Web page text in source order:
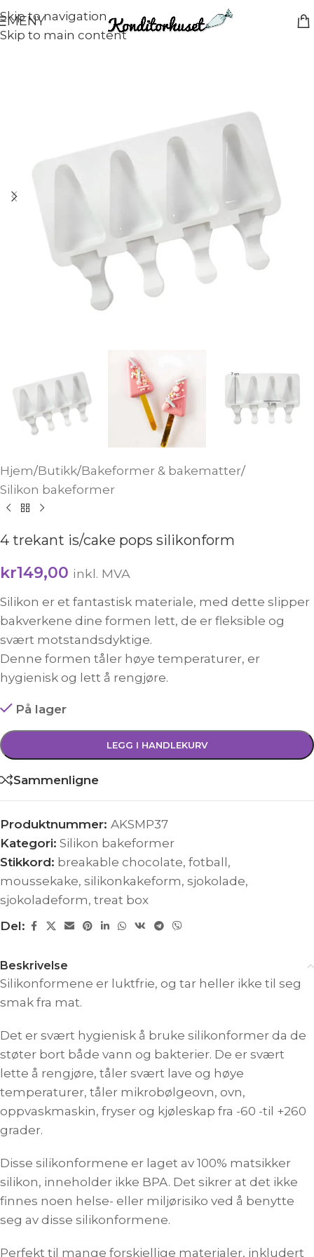
Skip to navigation
Skip to main content
MENY
Hjem/Butikk/Bakeformer & bakematter/
Silikon bakeformer
4 trekant is/cake pops silikonform
kr149,00 inkl. MVA
Silikon er et fantastisk materiale, med dette slipper
bakverkene dine formen lett, de er fleksible og
svært motstandsdyktige.
Denne formen tåler høye temperaturer, er
hygienisk og lett å rengjøre.
På lager
LEGG I HANDLEKURV
Sammenligne
Produktnummer: AKSMP37
Kategori: Silikon bakeformer
Stikkord: breakable chocolate, fotball ,
moussekake, silikonkakeform, sjokolade,
sjokoladeform, treat box
Del:
Beskrivelse
Silikonformene er luktfrie, og tar heller ikke til seg
smak fra mat.
Det er svært hygienisk å bruke silikonformer da de
støter bort både vann og bakterier. De er svært
lette å rengjøre, tåler svært lave og høye
temperaturer, tåler mikrobølgeovn, ovn,
oppvaskmaskin, fryser og kjøleskap fra -60 -til +260
grader.
Disse silikonformene er laget av 100% matsikker
silikon, inneholder ikke BPA. Det sikrer at det ikke
finnes noen helse- eller miljørisiko ved å benytte
seg av disse silikonformene.
Perfekt til mange forskjellige materialer, inkludert